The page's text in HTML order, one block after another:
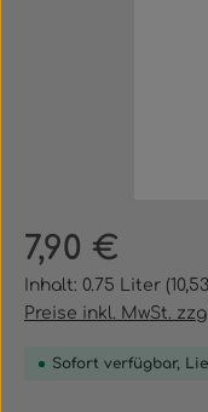
Regulärer Preis:
7,90 €
Inhalt: 0.75 Liter
Preise inkl. MwSt.
Sofort verfügbar,